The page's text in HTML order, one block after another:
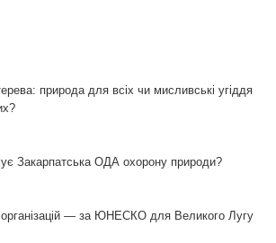
природа для всіх чи мисливські угіддя
Закарпатська ОДА охорону природи?
— за ЮНЕСКО для Великого Лугу